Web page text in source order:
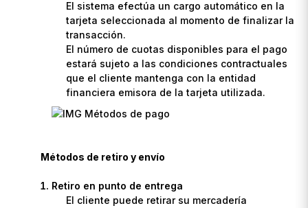
El sistema efectúa un cargo automático en la
tarjeta seleccionada al momento de finalizar la
transacción.
El número de cuotas disponibles para el pago
estará sujeto a las condiciones contractuales
que el cliente mantenga con la entidad
financiera emisora de la tarjeta utilizada.
Métodos de retiro y envío
Retiro en punto de entrega
El cliente puede retirar su mercadería